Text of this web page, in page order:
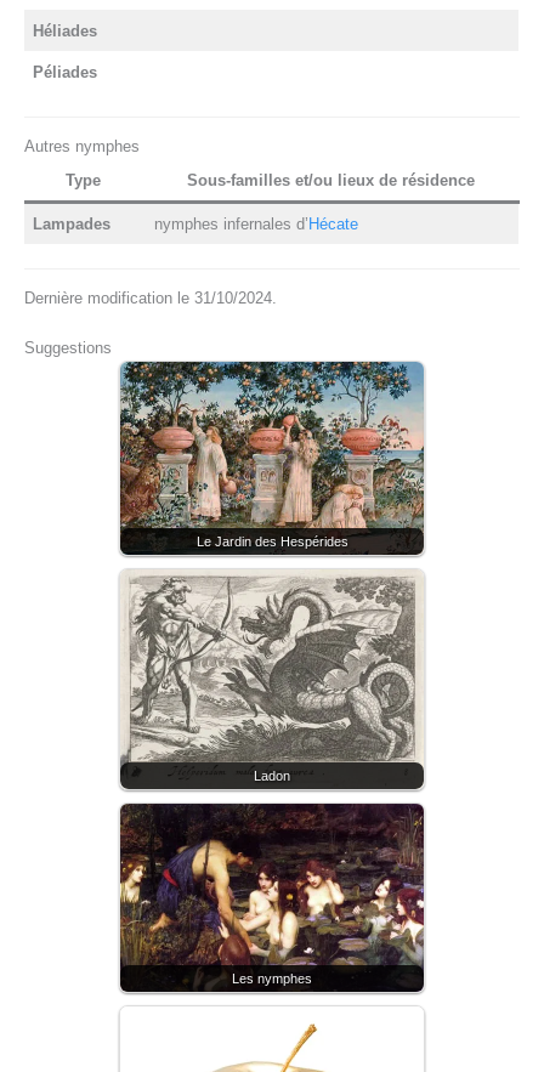
Héliades
Péliades
Autres nymphes
Type
Sous-familles et/ou lieux de résidence
Lampades nymphes infernales d’Hécate
Dernière modification le 31/10/2024.
Suggestions
Le Jardin des Hespérides
Ladon
Les nymphes